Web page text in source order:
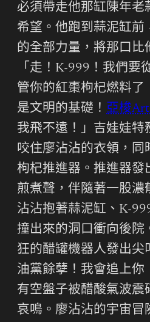
必須帶走他那缸陳年老
希望。他跑到蒜泥缸前
的全部力量，將那口比
「走！K-999！我們要
管你的紅棗枸杞燃料了
是文明的基礎！ 亞梭
我飛不遠！」吉娃娃特
咬住廖沾沾的衣領，同
枸杞推進器。推進器發
煎煮聲，伴隨著一股濃
沾沾抱著蒜泥缸、K-
撞出來的洞口衝向後院
狂的醋罐機器人發出尖
油黨餘孽！我會追上你
有空盤子被醋酸氣波震
哀鳴。廖沾沾的宇宙冒